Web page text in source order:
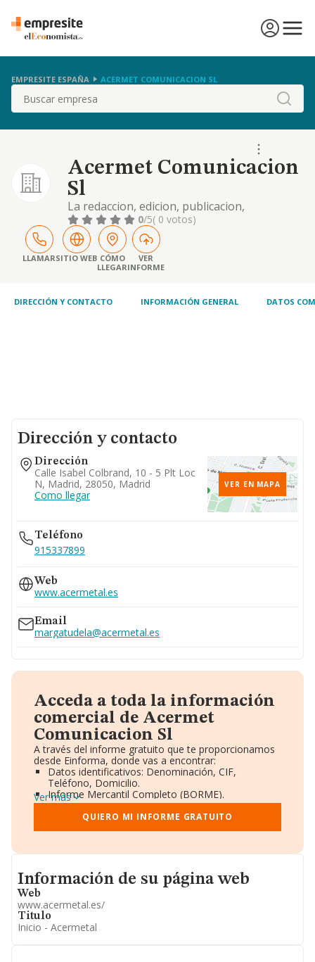
EMPRESITE ESPAÑA ACERMET COMUNICACION SL
Buscar
Acermet Comunicacion
Sl
La redaccion, edicion, publicacion,
distribucion, venta y gestion publicitaria de
todo tipo de revistas y publicaciones
impresas en cualquier tipo de soporte
0/5( 0 votos)
LLAMARSITIO WEB CÓMO
LLEGAR
VER
INFORME
DIRECCIÓN Y CONTACTO INFORMACIÓN GENERAL DATOS
Dirección y contacto
Dirección
Calle Isabel Colbrand, 10 - 5 Plt Loc
N, Madrid, 28050, Madrid
Como llegar
VER EN MAPA
Teléfono
915337899
Web
www.acermetal.es
Email
margatudela@acermetal.es
Acceda a toda la información
comercial de Acermet
Comunicacion Sl
A través del informe gratuito que te proporcionamos
desde Einforma, donde vas a encontrar:
Datos identificativos: Denominación, CIF,
Teléfono, Domicilio.
Informe Mercantil Completo (BORME).
Gráficos de Evolución Ventas y Empleados.
Consejo de Administración y Administradores.
Directivos y Ejecutivos.
Información oficial y registral complementaria.
Ver más
QUIERO MI INFORME GRATUITO
Informacion de su página web
Información de su página web
Web
www.acermetal.es/
Titulo
Inicio - Acermetal